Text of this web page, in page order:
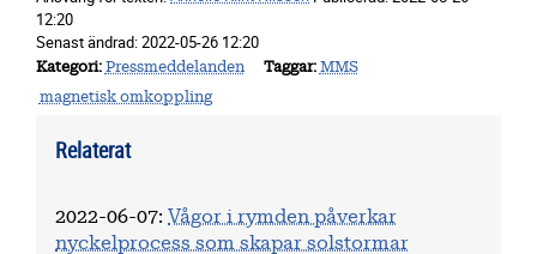
12:20
Senast ändrad:2022-05-26 12:20
Kategori Pressmeddelanden Taggar MMS
magnetisk omkoppling
Relaterat
2022-06-07: Vågor i rymden påverkar
nyckelprocess som skapar solstormar